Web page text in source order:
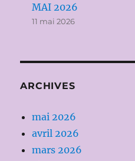
MAI 2026
11 mai 2026
ARCHIVES
mai 2026
avril 2026
mars 2026